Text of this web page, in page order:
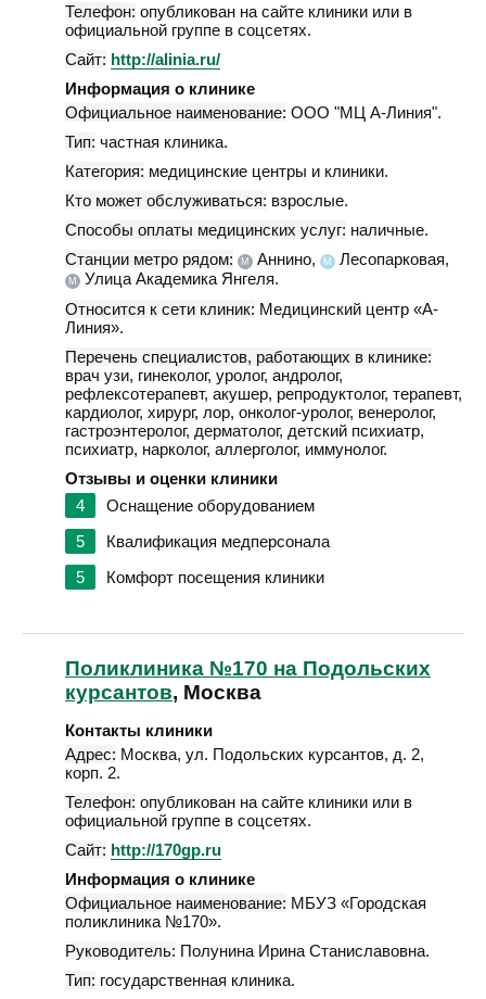
Телефон: опубликован на сайте клиники или в
официальной группе в соцсетях.
Сайт: http://alinia.ru/
Информация о клинике
Официальное наименование: ООО "МЦ А-Линия".
Тип: частная клиника.
Категория: медицинские центры и клиники.
Кто может обслуживаться: взрослые.
Способы оплаты медицинских услуг: наличные.
Станции метро рядом:
М Аннино, М Лесопарковая,
М
Улица Академика Янгеля.
Относится к сети клиник: Медицинский центр «А-
Линия».
Перечень специалистов, работающих в клинике:
врач узи, гинеколог, уролог, андролог,
рефлексотерапевт, акушер, репродуктолог, терапевт,
кардиолог, хирург, лор, онколог-уролог, венеролог,
гастроэнтеролог, дерматолог, детский психиатр,
психиатр, нарколог, аллерголог, иммунолог.
Отзывы и оценки клиники
4
Оснащение оборудованием
5
Квалификация медперсонала
5
Комфорт посещения клиники
Поликлиника №170 на Подольских
курсантов, Москва
Контакты клиники
Адрес: Москва, ул. Подольских курсантов, д. 2,
корп. 2.
Телефон: опубликован на сайте клиники или в
официальной группе в соцсетях.
Сайт: http://170gp.ru
Информация о клинике
Официальное наименование: МБУЗ «Городская
поликлиника №170».
Руководитель: Полунина Ирина Станиславовна.
Тип: государственная клиника.